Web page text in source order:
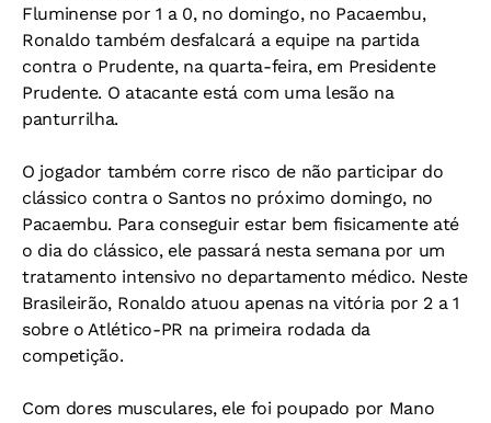
Fluminense por 1 a 0, no domingo, no Pacaembu,
Ronaldo também desfalcará a equipe na partida
contra o Prudente, na quarta-feira, em Presidente
Prudente. O atacante está com uma lesão na
panturrilha.
O jogador também corre risco de não participar do
clássico contra o Santos no próximo domingo, no
Pacaembu. Para conseguir estar bem fisicamente até
o dia do clássico, ele passará nesta semana por um
tratamento intensivo no departamento médico. Neste
Brasileirão, Ronaldo atuou apenas na vitória por 2 a 1
sobre o Atlético-PR na primeira rodada da
competição.
Com dores musculares, ele foi poupado por Mano